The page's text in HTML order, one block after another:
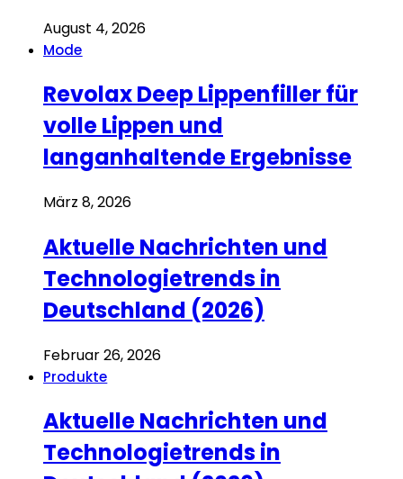
August 4, 2026
Mode
Revolax Deep Lippenfiller für
volle Lippen und
langanhaltende Ergebnisse
März 8, 2026
Aktuelle Nachrichten und
Technologietrends in
Deutschland (2026)
Februar 26, 2026
Produkte
Aktuelle Nachrichten und
Technologietrends in